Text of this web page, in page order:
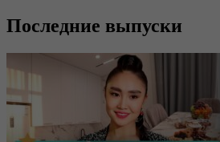
Последние выпуски